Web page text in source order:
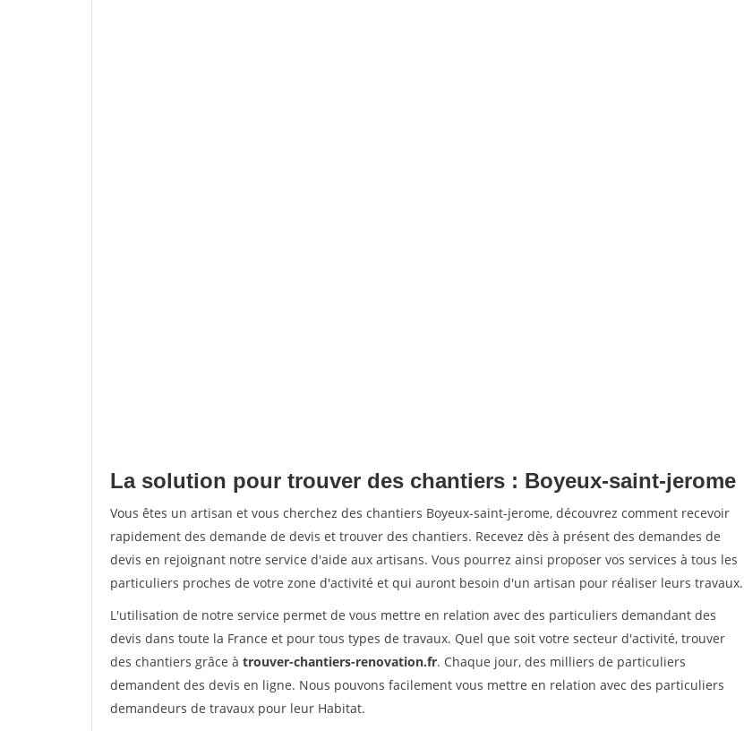
La solution pour trouver des chantiers : Boyeux-saint-jerome
Vous êtes un artisan et vous cherchez des chantiers Boyeux-saint-jerome, découvrez comment recevoir
rapidement des demande de devis et trouver des chantiers. Recevez dès à présent des demandes de
devis en rejoignant notre service d'aide aux artisans. Vous pourrez ainsi proposer vos services à tous les
particuliers proches de votre zone d'activité et qui auront besoin d'un artisan pour réaliser leurs travaux.
L'utilisation de notre service permet de vous mettre en relation avec des particuliers demandant des
devis dans toute la France et pour tous types de travaux. Quel que soit votre secteur d'activité, trouver
des chantiers grâce à trouver-chantiers-renovation.fr. Chaque jour, des milliers de particuliers
demandent des devis en ligne. Nous pouvons facilement vous mettre en relation avec des particuliers
demandeurs de travaux pour leur Habitat.